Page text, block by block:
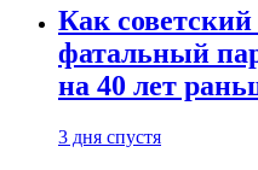
Как
фатальный
на 40 лет
3 дня спустя